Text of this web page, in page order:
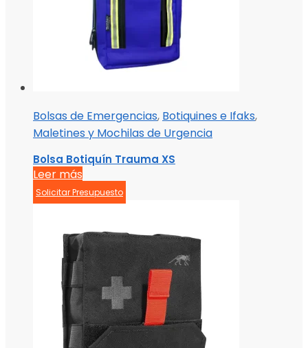
Bolsas de Emergencias, Botiquines e Ifaks,
Maletines y Mochilas de Urgencia
Bolsa Botiquín Trauma XS
Leer más
Solicitar Presupuesto